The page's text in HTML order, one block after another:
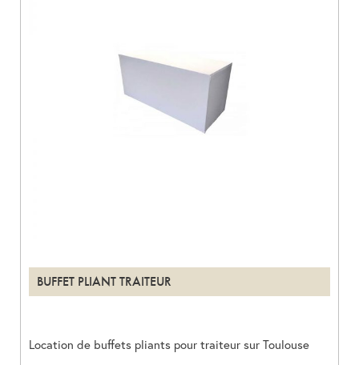
BUFFET PLIANT TRAITEUR
Location de buffets pliants pour traiteur sur Toulouse